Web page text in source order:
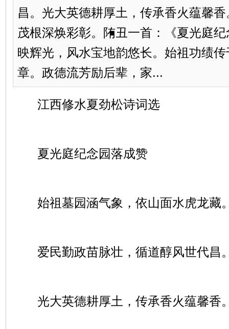
昌。光大英德耕厚土，传承香火蕴馨
茂根深焕彩彰。陏丑一首：《夏光庭
映辉光，风水宝地韵悠长。始祖功绩
章。政德流芳励后辈，家...
江西修水夏劲松诗词选
夏光庭纪念园落成赞
始祖墓园涵气象，依山面水虎龙藏
爱民勤政苗脉壮，循道醇风世代昌
光大英德耕厚土，传承香火蕴馨香